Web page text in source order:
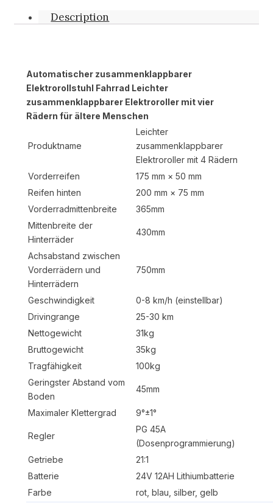
Description
Automatischer zusammenklappbarer
Elektrorollstuhl Fahrrad Leichter
zusammenklappbarer Elektroroller mit vier
Rädern für ältere Menschen
Produktname
Leichter
zusammenklappbarer
Elektroroller mit 4 Rädern
Vorderreifen
175 mm × 50 mm
Reifen hinten
200 mm × 75 mm
Vorderradmittenbreite
365mm
Mittenbreite der
Hinterräder
430mm
Achsabstand zwischen
Vorderrädern und
Hinterrädern
750mm
Geschwindigkeit
0-8 km/h (einstellbar)
Drivingrange
25-30 km
Nettogewicht
31kg
Bruttogewicht
35kg
Tragfähigkeit
100kg
Geringster Abstand vom
Boden
45mm
Maximaler Klettergrad 9°±1°
Regler
PG 45A
(Dosenprogrammierung)
Getriebe
21:1
Batterie
24V 12AH Lithiumbatterie
Farbe
rot, blau, silber, gelb